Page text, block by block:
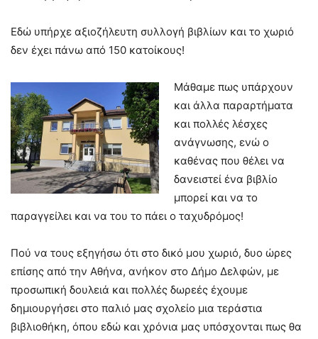
Εδώ υπήρχε αξιοζήλευτη συλλογή βιβλίων και το χωριό
δεν έχει πάνω από 150 κατοίκους!
Μάθαμε πως υπάρχουν
και άλλα παραρτήματα
και πολλές λέσχες
ανάγνωσης, ενώ ο
καθένας που θέλει να
δανειστεί ένα βιβλίο
μπορεί και να το
παραγγείλει και να του το πάει ο ταχυδρόμος!
Πού να τους εξηγήσω ότι στο δικό μου χωριό, δυο ώρες
επίσης από την Αθήνα, ανήκον στο Δήμο Δελφών, με
προσωπική δουλειά και πολλές δωρεές έχουμε
δημιουργήσει στο παλιό μας σχολείο μια τεράστια
βιβλιοθήκη, όπου εδώ και χρόνια μας υπόσχονται πως θα